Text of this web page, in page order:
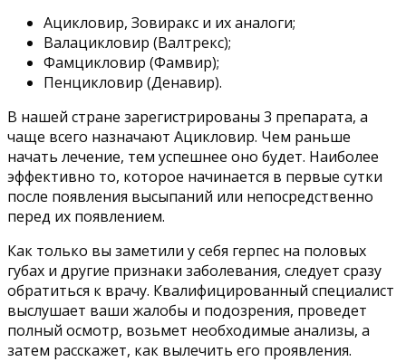
Ацикловир, Зовиракс и их аналоги;
Валацикловир (Валтрекс);
Фамцикловир (Фамвир);
Пенцикловир (Денавир).
В нашей стране зарегистрированы 3 препарата, а
чаще всего назначают Ацикловир. Чем раньше
начать лечение, тем успешнее оно будет. Наиболее
эффективно то, которое начинается в первые сутки
после появления высыпаний или непосредственно
перед их появлением.
Как только вы заметили у себя герпес на половых
губах и другие признаки заболевания, следует сразу
обратиться к врачу. Квалифицированный специалист
выслушает ваши жалобы и подозрения, проведет
полный осмотр, возьмет необходимые анализы, а
затем расскажет, как вылечить его проявления.